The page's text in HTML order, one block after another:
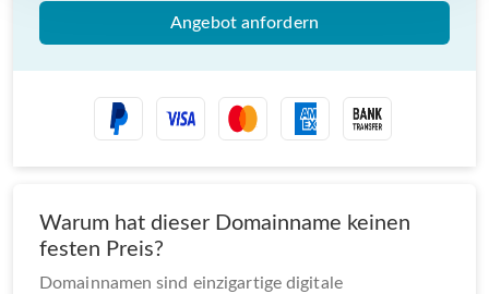
Angebot anfordern
Warum hat dieser Domainname keinen
festen Preis?
Domainnamen sind einzigartige digitale